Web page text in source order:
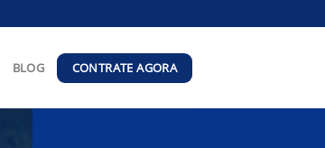
BLOG CONTRATE AGORA